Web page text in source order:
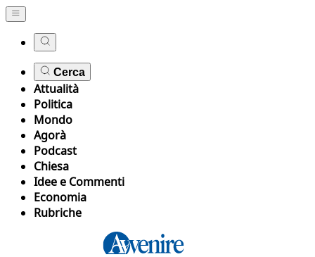
Cerca
Attualità
Politica
Mondo
Agorà
Podcast
Chiesa
Idee e Commenti
Economia
Rubriche